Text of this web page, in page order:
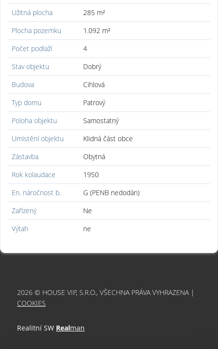
Užitná plocha
285 m²
Plocha pozemku
1.092 m²
Počet podlaží
4
Stav objektu
Dobrý
Budova
Cihlová
Typ domu
Patrový
Poloha objektu
Samostatný
Umístění objektu
Klidná část obce
Zástavba
Obytná
Rok kolaudace
1950
En. náročnost b.
G (PENB nedodán)
Zařízený
Ne
Výtah
ne
2026 © HOUSE VIP, S.R.O., VŠECHNA PRÁVA VYHRAZENA |
COOKIES
Realitní SW Realman